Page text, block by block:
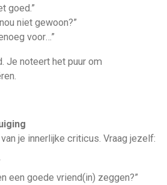
goed.”
niet gewoon?”
voor…”
Je noteert het puur om
je innerlijke criticus. Vraag jezelf:
een goede vriend(in) zeggen?”